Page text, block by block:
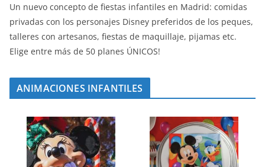
Un nuevo concepto de fiestas infantiles en Madrid: comidas
privadas con los personajes Disney preferidos de los peques,
talleres con artesanos, fiestas de maquillaje, pijamas etc.
Elige entre más de 50 planes ÚNICOS!
ANIMACIONES INFANTILES